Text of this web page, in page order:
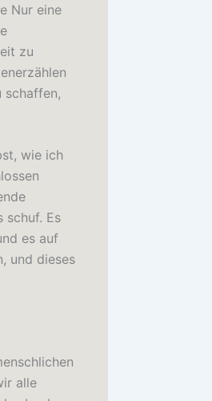
Nur eine
zu
schaffen,
wie ich
schuf. Es
es auf
und dieses
alle